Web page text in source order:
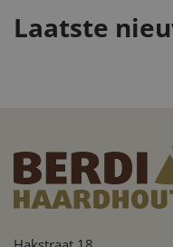
Laatste
goedkoop
te slaan